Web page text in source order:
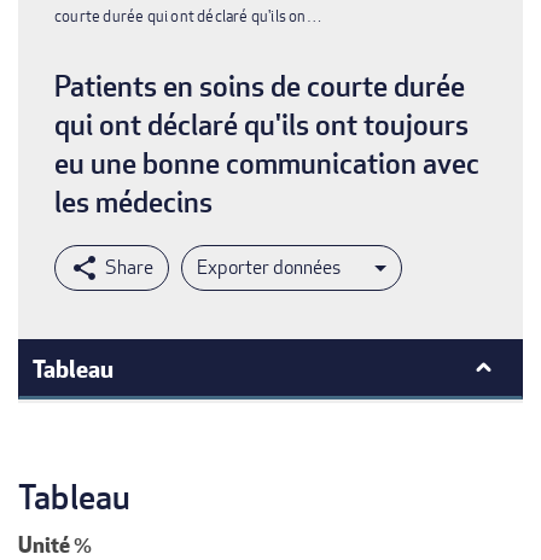
d'Ariane
courte durée qui ont déclaré qu'ils on…
Patients en soins de courte durée
qui ont déclaré qu'ils ont toujours
eu une bonne communication avec
les médecins
Exporter données
Tableau
Tableau
Unité%